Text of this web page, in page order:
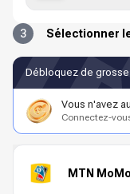
3 Sélectionner
Débloquez de
Vous n'avez
Connectez-
MTN